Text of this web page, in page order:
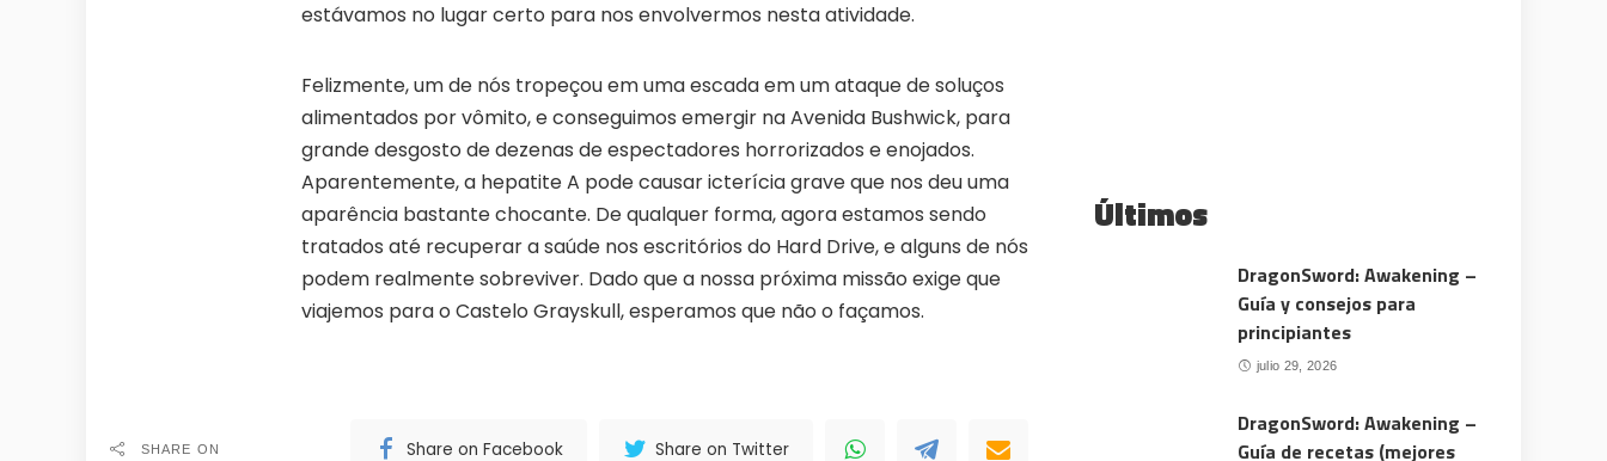
estávamos no lugar certo para nos envolvermos nesta atividade.
Felizmente, um de nós tropeçou em uma escada em um ataque de soluços
alimentados por vômito, e conseguimos emergir na Avenida Bushwick, para
grande desgosto de dezenas de espectadores horrorizados e enojados.
Aparentemente, a hepatite A pode causar icterícia grave que nos deu uma
aparência bastante chocante. De qualquer forma, agora estamos sendo
tratados até recuperar a saúde nos escritórios do Hard Drive, e alguns de nós
podem realmente sobreviver. Dado que a nossa próxima missão exige que
viajemos para o Castelo Grayskull, esperamos que não o façamos.
SHARE ON Share on Facebook Share on Twitter
Últimos
DragonSword: Awakening –
Guía y consejos para
principiantes
julio 29, 2026
DragonSword: Awakening –
Guía de recetas (mejores